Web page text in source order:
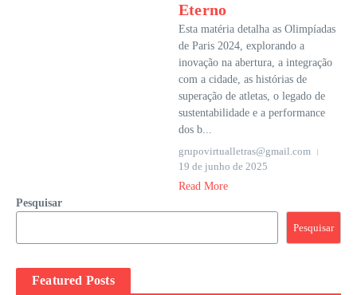
Eterno
Esta matéria detalha as Olimpíadas
de Paris 2024, explorando a
inovação na abertura, a integração
com a cidade, as histórias de
superação de atletas, o legado de
sustentabilidade e a performance
dos b...
grupovirtualletras@gmail.com
19 de junho de 2025
Read More
Pesquisar
Pesquisar
Featured Posts